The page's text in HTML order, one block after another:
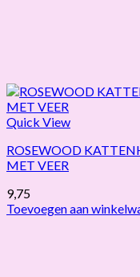
Quick View
ROSEWOOD
MET VEER
9,75
Toevoegen aan